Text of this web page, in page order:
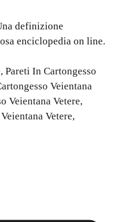
definizione
enciclopedia on line.
, Pareti In Cartongesso
Veientana
Veientana Vetere,
Vetere,